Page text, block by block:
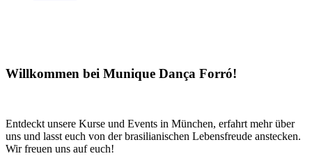
Willkommen bei Munique Dança Forró!
Entdeckt unsere Kurse und Events in München, erfahrt mehr über
uns und lasst euch von der brasilianischen Lebensfreude anstecken.
Wir freuen uns auf euch!